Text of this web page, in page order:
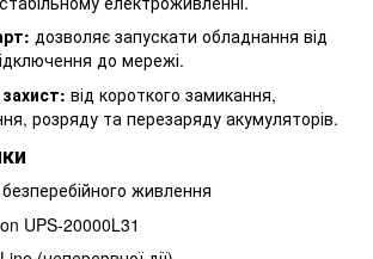
дозволяє запускати обладнання від
до мережі.
від короткого замикання,
розряду та перезаряду акумуляторів.
живлення
UPS-20000L31